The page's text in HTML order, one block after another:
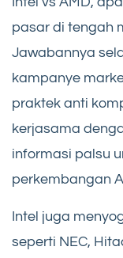
pasar di tengah
Jawabannya
kampanye
praktek anti
kerjasama
informasi palsu
perkembangan
Intel juga
seperti NEC,